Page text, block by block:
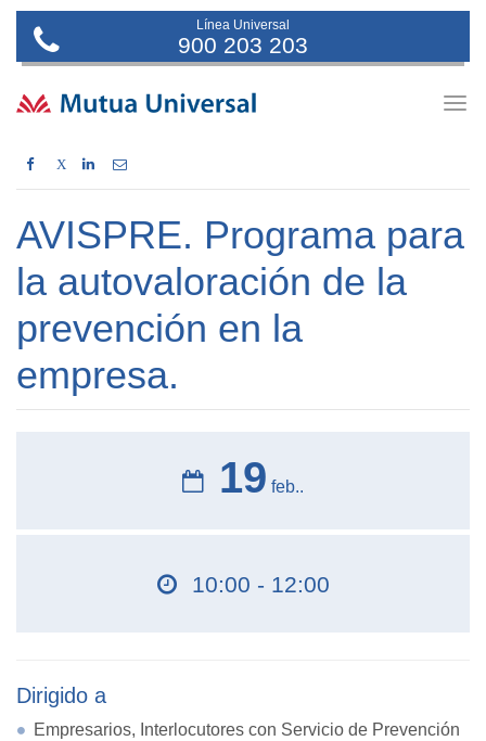
Línea Universal
900 203 203
X
AVISPRE. Programa para
la autovaloración de la
prevención en la
empresa.
19 feb..
10:00 - 12:00
Dirigido a
Empresarios, Interlocutores con Servicio de Prevención